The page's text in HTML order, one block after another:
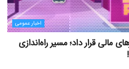
اخبار عمومی
مالی قرار داد؛ مسیر راه‌اندازی